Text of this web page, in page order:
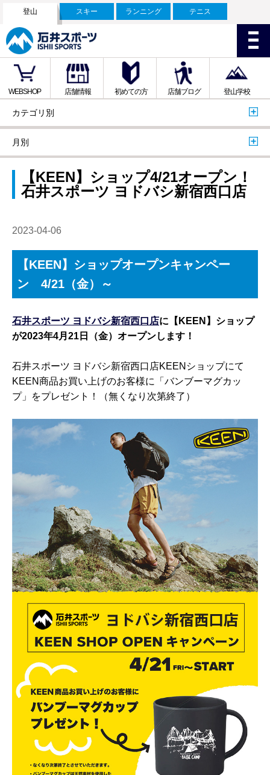
登山 スキー ランニング テニス
WEBSHOP 店舗情報 初めての方 店舗ブログ 登山学校
カテゴリ別
月別
【KEEN】ショップ4/21オープン！
石井スポーツ ヨドバシ新宿西口店
2023-04-06
【KEEN】ショップオープンキャンペー
ン 4/21（金）～
石井スポーツ ヨドバシ新宿西口店に【KEEN】ショップ
が2023年4月21日（金）オープンします！
石井スポーツ ヨドバシ新宿西口店KEENショップにて
KEEN商品お買い上げのお客様に「バンブーマグカッ
プ」をプレゼント！（無くなり次第終了）